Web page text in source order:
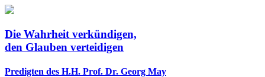
Die Wahrheit verkündigen,
den Glauben verteidigen
Predigten des H.H. Prof. Dr. Georg May